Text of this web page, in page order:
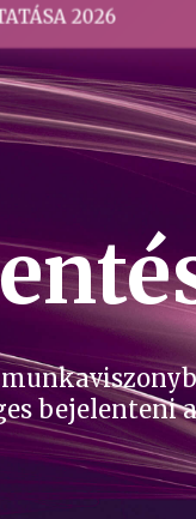
2026
bejelenteni